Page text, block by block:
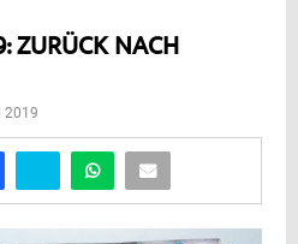
ZURÜCK NACH
2019